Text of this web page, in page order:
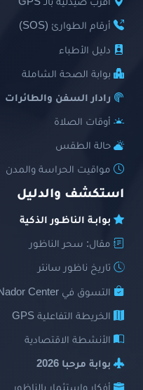
أقرب صيدلية بالـ GPS
أرقام الطوارئ (SOS)
دليل الأطباء
بوابة الصحة الشاملة
رادار السفن والطائرات
أوقات الصلاة
حالة الطقس
مواقيت الحراسة والمدن
استكشف والدليل
بوابـة الناظـور الذكية
مقال: سحر الناظور
تاريخ ناظور سانتر
التسوق في Nador Center
الخريطة التفاعلية GPS
الأنشطة الاقتصادية
بوابة مرحبا 2026